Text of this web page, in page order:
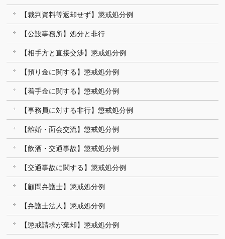
【裁判資料等返却せず】懲戒処分例
【公設事務所】処分と非行
【相手方と直接交渉】懲戒処分例
【預り金に関する】懲戒処分例
【着手金に関する】懲戒処分例
【事務員に対する非行】懲戒処分例
【離婚・面会交流】懲戒処分例
【飲酒・交通事故】懲戒処分例
【交通事故に関する】懲戒処分例
【顧問弁護士】懲戒処分例
【弁護士法人】懲戒処分例
【懲戒請求が棄却】懲戒処分例